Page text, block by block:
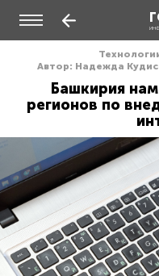
Автор: Надежда
Башкирия
регионов по